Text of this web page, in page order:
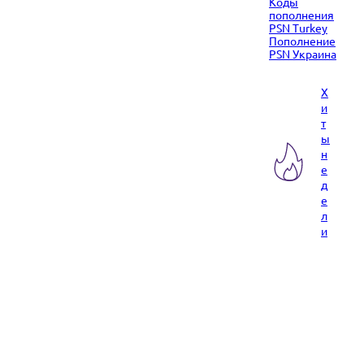
пополнения
PSN Turkey
Пополнение
PSN Украина
Х
и
т
ы
н
е
д
е
л
и